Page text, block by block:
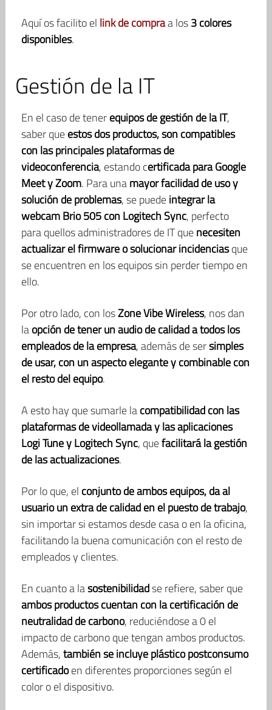
Aquí os facilito el link de compraa los3 colores
disponibles.
Gestión de la IT
En el caso de tenerequipos de gestión de la IT,
saber queestos dos productos, son compatibles
con las principales plataformas de
videoconferencia, estando certificada para Google
Meet y Zoom. Para unamayor facilidad de uso y
solución de problemas, se puedeintegrar la
webcam Brio 505 con Logitech Sync, perfecto
para quellos administradores de IT quenecesiten
actualizar el firmware o solucionar incidenciasque
se encuentren en los equipos sin perder tiempo en
ello.
Por otro lado, con losZone Vibe Wireless, nos dan
laopción de tener un audio de calidad a todos los
empleados de la empresa, además de sersimples
de usar, con un aspecto elegante y combinable con
el resto del equipo.
A esto hay que sumarle lacompatibilidad con las
plataformas de videollamada y las aplicaciones
Logi Tune y Logitech Sync, quefacilitará la gestión
de las actualizaciones.
Por lo que, el conjunto de ambos equipos, da al
usuario un extra de calidad en el puesto de trabajo,
sin importar si estamos desde casa o en la oficina,
facilitando la buena comunicación con el resto de
empleados y clientes.
En cuanto a lasostenibilidadse refiere, saber que
ambos productos cuentan con la certificación de
neutralidad de carbono, reduciéndose a 0 el
impacto de carbono que tengan ambos productos.
Además,también se incluye plástico postconsumo
certificadoen diferentes proporciones según el
color o el dispositivo.